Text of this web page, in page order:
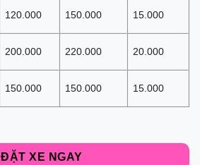
120.000 150.000 15.000
200.000 220.000 20.000
150.000 150.000 15.000
ĐẶT XE NGAY